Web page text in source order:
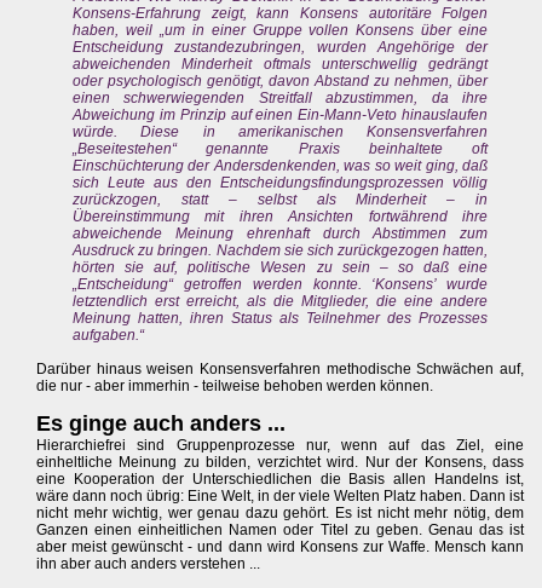
Konsens-Erfahrung zeigt, kann Konsens autoritäre Folgen
haben, weil „um in einer Gruppe vollen Konsens über eine
Entscheidung zustandezubringen, wurden Angehörige der
abweichenden Minderheit oftmals unterschwellig gedrängt
oder psychologisch genötigt, davon Abstand zu nehmen, über
einen schwerwiegenden Streitfall abzustimmen, da ihre
Abweichung im Prinzip auf einen Ein-Mann-Veto hinauslaufen
würde. Diese in amerikanischen Konsensverfahren
„Beseitestehen“ genannte Praxis beinhaltete oft
Einschüchterung der Andersdenkenden, was so weit ging, daß
sich Leute aus den Entscheidungsfindungsprozessen völlig
zurückzogen, statt – selbst als Minderheit – in
Übereinstimmung mit ihren Ansichten fortwährend ihre
abweichende Meinung ehrenhaft durch Abstimmen zum
Ausdruck zu bringen. Nachdem sie sich zurückgezogen hatten,
hörten sie auf, politische Wesen zu sein – so daß eine
„Entscheidung“ getroffen werden konnte. ‘Konsens’ wurde
letztendlich erst erreicht, als die Mitglieder, die eine andere
Meinung hatten, ihren Status als Teilnehmer des Prozesses
aufgaben.“
Darüber hinaus weisen Konsensverfahren methodische Schwächen auf,
die nur - aber immerhin - teilweise behoben werden können.
Es ginge auch anders ...
Hierarchiefrei sind Gruppenprozesse nur, wenn auf das Ziel, eine
einheltliche Meinung zu bilden, verzichtet wird. Nur der Konsens, dass
eine Kooperation der Unterschiedlichen die Basis allen Handelns ist,
wäre dann noch übrig: Eine Welt, in der viele Welten Platz haben. Dann ist
nicht mehr wichtig, wer genau dazu gehört. Es ist nicht mehr nötig, dem
Ganzen einen einheitlichen Namen oder Titel zu geben. Genau das ist
aber meist gewünscht - und dann wird Konsens zur Waffe. Mensch kann
ihn aber auch anders verstehen ...